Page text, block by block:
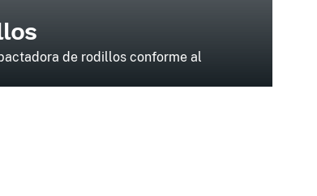
de rodillos conforme al